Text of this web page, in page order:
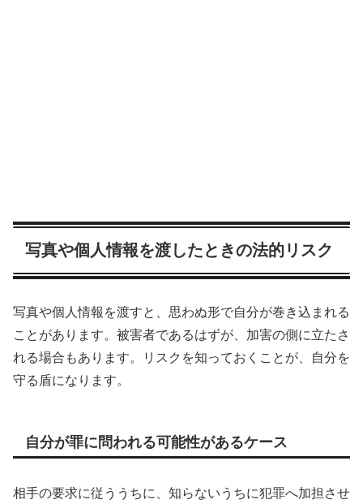
写真や個人情報を渡したときの法的リスク
写真や個人情報を渡すと、思わぬ形で自分が巻き込まれる
ことがあります。被害者であるはずが、加害の側に立たさ
れる場合もあります。リスクを知っておくことが、自分を
守る盾になります。
自分が罪に問われる可能性があるケース
相手の要求に従ううちに、知らないうちに犯罪へ加担させ